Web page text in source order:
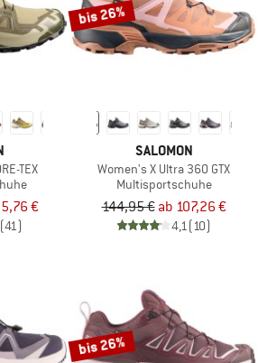
TEX
€
(41)
bis 26%
SALOMON
Women's X Ultra 360 GTX
Multisportschuhe
144,95 € ab 107,26 €
4,1(10)
bis 26%